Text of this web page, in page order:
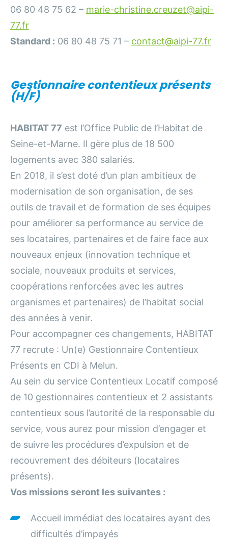
06 80 48 75 62 – marie-christine.creuzet@aipi-
77.fr
Standard : 06 80 48 75 71 – contact@aipi-77.fr
Gestionnaire contentieux présents
(H/F)
HABITAT 77 est l’Office Public de l’Habitat de
Seine-et-Marne. Il gère plus de 18 500
logements avec 380 salariés.
En 2018, il s’est doté d’un plan ambitieux de
modernisation de son organisation, de ses
outils de travail et de formation de ses équipes
pour améliorer sa performance au service de
ses locataires, partenaires et de faire face aux
nouveaux enjeux (innovation technique et
sociale, nouveaux produits et services,
coopérations renforcées avec les autres
organismes et partenaires) de l’habitat social
des années à venir.
Pour accompagner ces changements, HABITAT
77 recrute : Un(e) Gestionnaire Contentieux
Présents en CDI à Melun.
Au sein du service Contentieux Locatif composé
de 10 gestionnaires contentieux et 2 assistants
contentieux sous l’autorité de la responsable du
service, vous aurez pour mission d’engager et
de suivre les procédures d’expulsion et de
recouvrement des débiteurs (locataires
présents).
Vos missions seront les suivantes :
Accueil immédiat des locataires ayant des
difficultés d’impayés